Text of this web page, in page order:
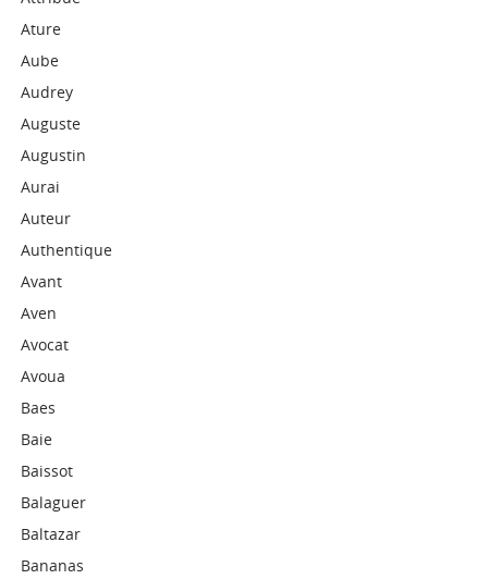
Ature
Aube
Audrey
Auguste
Augustin
Aurai
Auteur
Authentique
Avant
Aven
Avocat
Avoua
Baes
Baie
Baissot
Balaguer
Baltazar
Bananas